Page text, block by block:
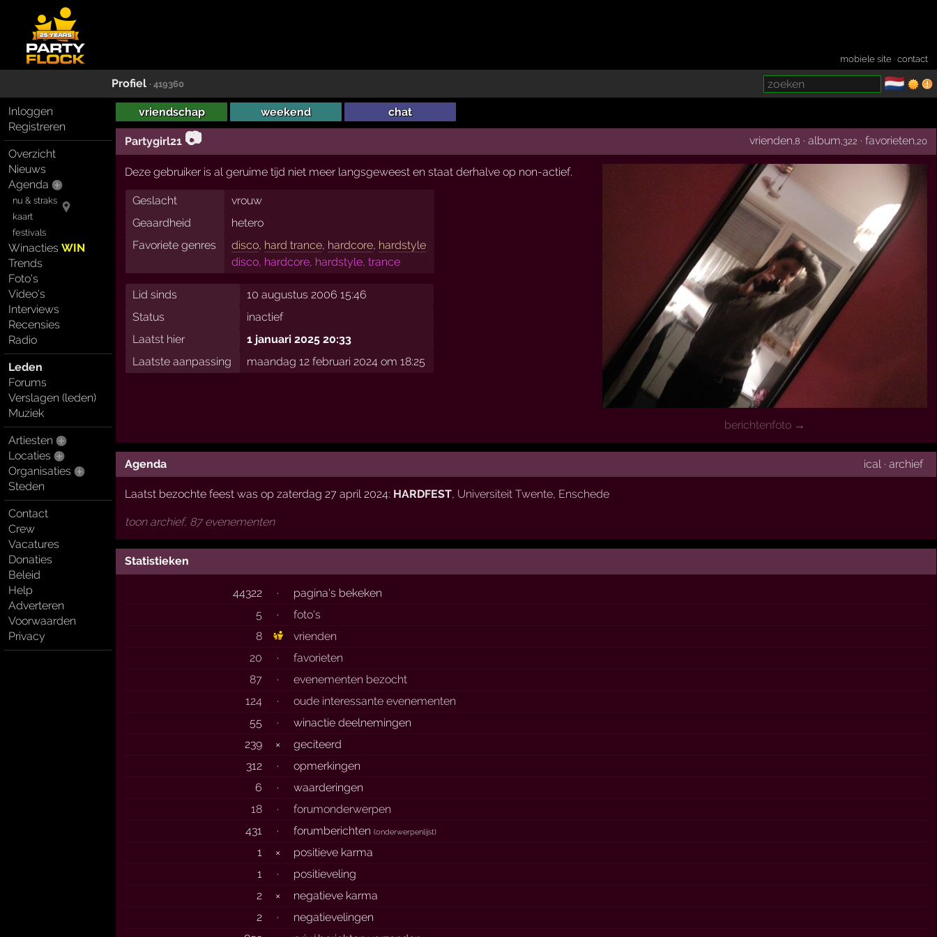
mobiele site ·contact
Profiel · 419360 🇳🇱
Inloggen
Registreren
Overzicht
Nieuws
Agenda
nu & straks
kaart
festivals
WinactiesWIN
Trends
Foto's
Video's
Interviews
Recensies
Radio
Leden
Forums
Verslagen (leden)
Muziek
Artiesten
Locaties
Organisaties
Steden
Contact
Crew
Vacatures
Donaties
Beleid
Help
Adverteren
Voorwaarden
Privacy
vriendschap weekend chat
Partygirl21 📷 vrienden ,8 ·album ,322 ·favorieten ,20
berichtenfoto →
Deze gebruiker is al geruime tijd niet meer langsgeweest en staat derhalve op non-actief.
Geslacht
vrouw
Geaardheid
hetero
Favoriete genres
disco, hard trance, hardcore, hardstyle
disco, hardcore, hardstyle, trance
Lid sinds
10 augustus 2006 15:46
Status
inactief
Laatst hier
1 januari 2025 20:33
Laatste aanpassing
maandag 12 februari 2024 om 18:25
Agenda ical· archief
Laatst bezochte feest was op zaterdag 27 april 2024: HARDFEST, Universiteit Twente, Enschede
toon archief, 87 evenementen
Statistieken
44322 ·
pagina's bekeken
5
·
foto's
8
vrienden
20
·
favorieten
87
·
evenementen bezocht
124
·
oude interessante evenementen
55
·
winactie deelnemingen
239
×
geciteerd
312
·
opmerkingen
6
·
waarderingen
18
·
forumonderwerpen
431
· forumberichten(onderwerpenlijst)
1 ×
positieve karma
1
·
positieveling
2
×
negatieve karma
2
·
negatievelingen